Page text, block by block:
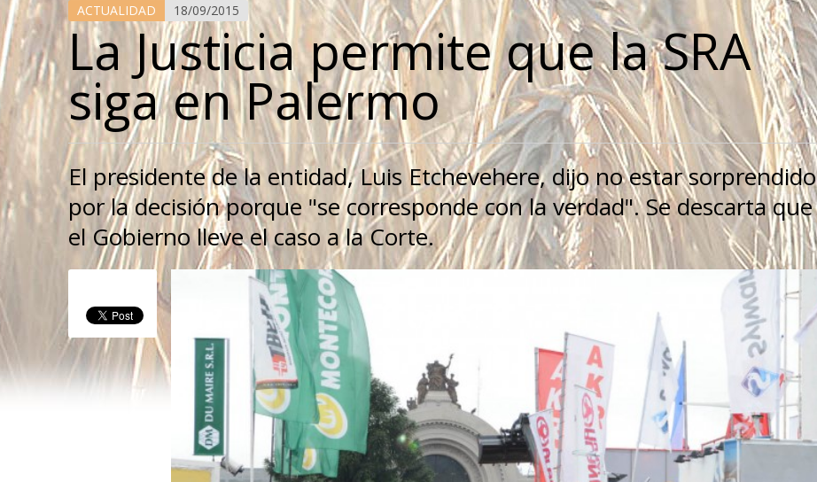
ACTUALIDAD 18/09/2015
La Justicia permite que la SRA
siga en Palermo
El presidente de la entidad, Luis Etchevehere, dijo no estar sorprendido
por la decisión porque "se corresponde con la verdad". Se descarta que
el Gobierno lleve el caso a la Corte.